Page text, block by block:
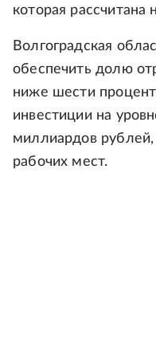
которая
Волгоградская
обеспечить долю
ниже шести
инвестиции на
миллиардов
рабочих мест.